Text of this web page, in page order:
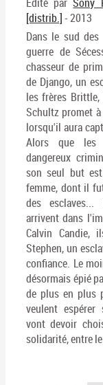
[distrib.]- 2013
Dans le sud
guerre de
chasseur de
de Django, un
les frères
Schultz promet
lorsqu'il aura
Alors que les
dangereux
son seul but
femme, dont il
des
arrivent dans
Calvin Candie,
Stephen, un
confiance. Le
désormais épié
de plus en plus
veulent
vont devoir
solidarité, entre